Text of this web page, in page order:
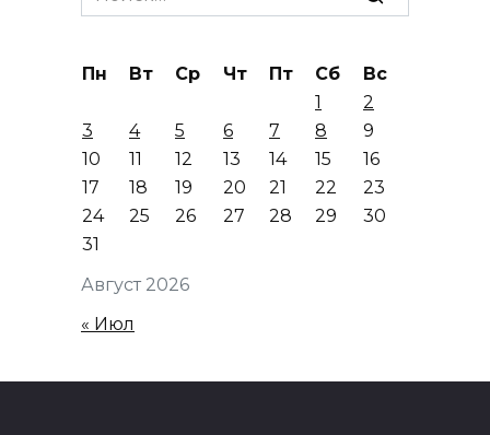
for:
Август 2026
Пн Вт Ср Чт Пт Сб
Вс
1
2
3
4 5 6 7 8
9
10
11 12 13 14 15
16
17
18 19 20 21 22
23
24
25 26 27 28 29
30
31
« Июл